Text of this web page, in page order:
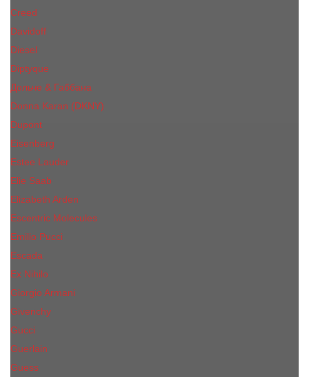
Creed
Davidoff
Diesel
Diptyque
Дольче & Габбана
Donna Karan (DKNY)
Dupont
Eisenberg
Еsteе Lаudеr
Elie Saab
Elizabeth Arden
Escentric Molecules
Emilio Pucci
Escada
Ex Nihilo
Giorgio Armani
Givenchy
Gucci
Guerlain
Guess